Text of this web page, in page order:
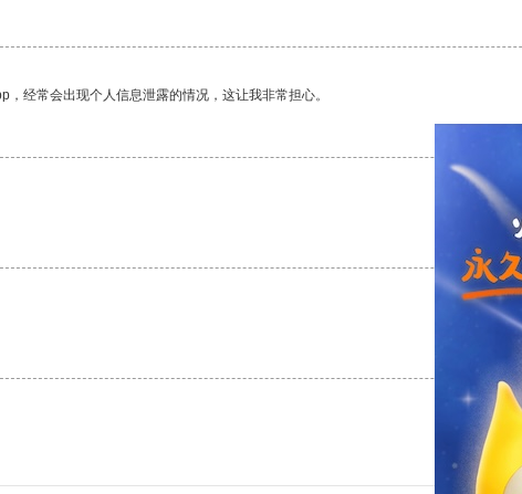
经常会出现个人信息泄露的情况，这让我非常担心。